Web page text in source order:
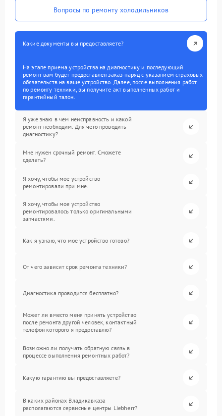
Вопросы по ремонту холодильников
Какие документы вы предоставляете?
На этапе приема устройства на диагностику и последующий
ремонт вам будет предоставлен заказ-наряд с указанием страховых
обязательств на ваше устройство. Далее, после выполнения работ
по ремонту техники, вы получите акт выполненных работ и
гарантийный талон.
Я уже знаю в чем неисправность и какой
ремонт необходим. Для чего проводить
диагностику?
Мне нужен срочный ремонт. Сможете
сделать?
Я хочу, чтобы мое устройство
ремонтировали при мне.
Я хочу, чтобы мое устройство
ремонтировалось только оригинальными
запчастями.
Как я узнаю, что мое устройство готово?
От чего зависит срок ремонта техники?
Диагностика проводится бесплатно?
Может ли вместо меня принять устройство
после ремонта другой человек, контактный
телефон которого я предоставлю?
Возможно ли получать обратную связь в
процессе выполнения ремонтных работ?
Какую гарантию вы предоставляете?
В каких районах Владикавказа
располагаются сервисные центры Liebherr?